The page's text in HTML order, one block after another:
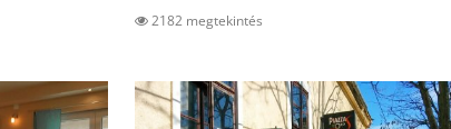
2182 megtekintés